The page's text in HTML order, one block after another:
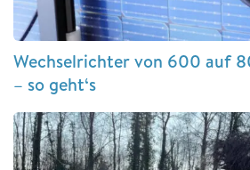
Wechselrichter von 600 auf
– so geht‘s